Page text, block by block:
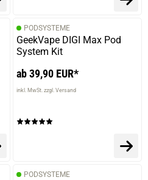
PODSYSTEME
GeekVape DIGI Max Pod
System Kit
ab 39,90 EUR*
inkl. MwSt. zzgl. Versand
PODSYSTEME